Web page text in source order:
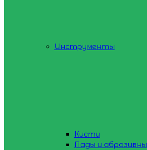
Инструменты
Кисти
Пады и